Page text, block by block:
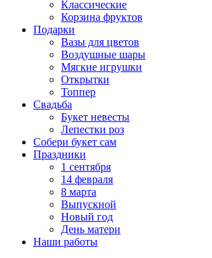
Классические
Корзина фруктов
Подарки
Вазы для цветов
Воздушные шары
Мягкие игрушки
Открытки
Топпер
Свадьба
Букет невесты
Лепестки роз
Собери букет сам
Праздники
1 сентября
14 февраля
8 марта
Выпускной
Новый год
День матери
Наши работы